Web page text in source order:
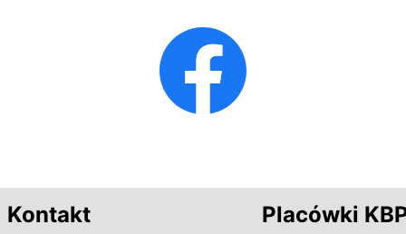
Kontakt Placówki